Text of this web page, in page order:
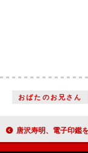
おばたのお兄さん
唐沢寿明、電子印鑑を初体験 瞬間の出来事に「すっ